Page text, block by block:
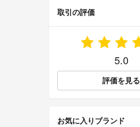
取引の評価
5.0
評価を見る
お気に入りブランド